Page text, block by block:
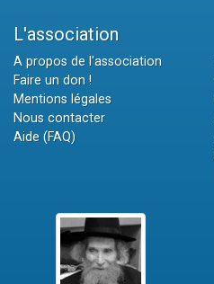
L'association
A propos de l'association
Faire un don !
Mentions légales
Nous contacter
Aide (FAQ)